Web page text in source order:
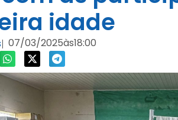
idade
| 07/03/2025às18:00